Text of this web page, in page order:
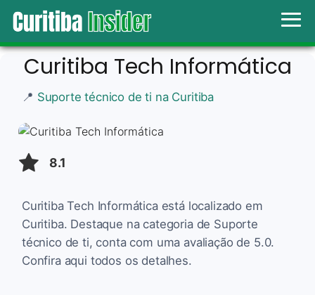
Curitiba Tech Informática
📍 Suporte técnico de ti na Curitiba
8.1
Curitiba Tech Informática está localizado em
Curitiba. Destaque na categoria de Suporte
técnico de ti, conta com uma avaliação de 5.0.
Confira aqui todos os detalhes.